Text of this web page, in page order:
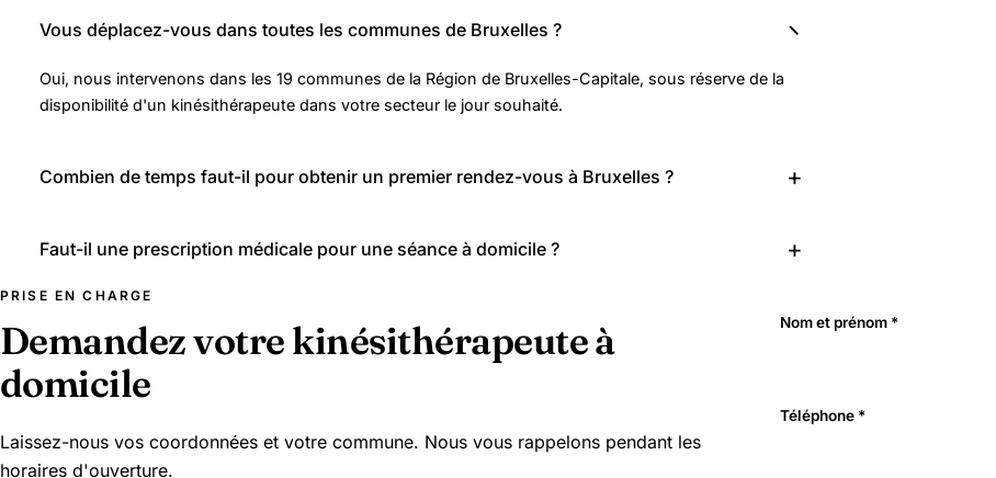
Vous déplacez-vous dans toutes les communes de Bruxelles ?
Oui, nous intervenons dans les 19 communes de la Région de Bruxelles-Capitale, sous réserve de la
disponibilité d'un kinésithérapeute dans votre secteur le jour souhaité.
Combien de temps faut-il pour obtenir un premier rendez-vous à Bruxelles ?
Faut-il une prescription médicale pour une séance à domicile ?
PRISE EN CHARGE
Demandez votre kinésithérapeute à
domicile
Laissez-nous vos coordonnées et votre commune. Nous vous rappelons pendant les
horaires d'ouverture.
Nom et prénom *
Téléphone *